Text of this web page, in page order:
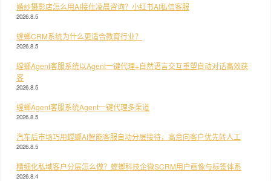
婚纱摄影店怎么用AI接住凌晨咨询？小红书AI私信客服
2026.8.5
螳螂CRM系统为什么更适合教育行业？
2026.8.5
螳螂Agent客服系统以Agent一键代理+自然语言交互重塑自动对话高效获
客
2026.8.5
螳螂Agent客服系统Agent一键代理多渠道
2026.8.5
汽车后市场巧用螳螂AI智能客服自动分层接待，高意向客户优先转人工
2026.8.5
精细化私域客户分层怎么做？螳螂科技企微SCRM用户画像与标签体系
2026.8.4